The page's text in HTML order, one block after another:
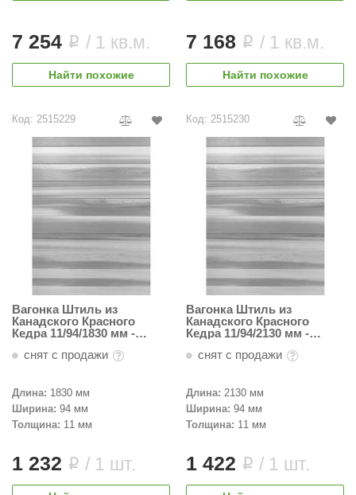
7 254 i / 1 кв.м.
Найти похожие
7 168 i / 1 кв.м.
Найти похожие
Код: 2515229
Вагонка Штиль из
Канадского Красного
Кедра 11/94/1830 мм -
снят с продажи
Длина: 1830 мм
Ширина: 94 мм
Толщина: 11 мм
1 232 i / 1 шт.
Код: 2515230
Вагонка Штиль из
Канадского Красного
Кедра 11/94/2130 мм -
снят с продажи
Длина: 2130 мм
Ширина: 94 мм
Толщина: 11 мм
1 422 i / 1 шт.